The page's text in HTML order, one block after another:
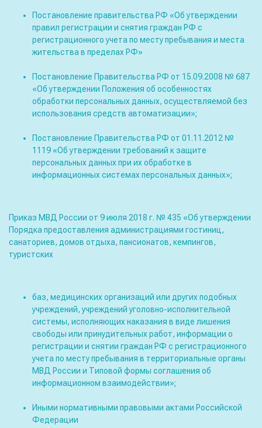
Постановление правительства РФ «Об утверждении
правил регистрации и снятия граждан РФ с
регистрационного учета по месту пребывания и места
жительства в пределах РФ»
Постановление Правительства РФ от 15.09.2008 № 687
«Об утверждении Положения об особенностях
обработки персональных данных, осуществляемой без
использования средств автоматизации»;
Постановление Правительства РФ от 01.11.2012 №
1119 «Об утверждении требований к защите
персональных данных при их обработке в
информационных системах персональных данных»;
Приказ МВД России от 9 июля 2018 г. № 435 «Об утверждении
Порядка предоставления администрациями гостиниц,
санаториев, домов отдыха, пансионатов, кемпингов,
туристских
баз, медицинских организаций или других подобных
учреждений, учреждений уголовно-исполнительной
системы, исполняющих наказания в виде лишения
свободы или принудительных работ, информации о
регистрации и снятии граждан РФ с регистрационного
учета по месту пребывания в территориальные органы
МВД России и Типовой формы соглашения об
информационном взаимодействии»;
Иными нормативными правовыми актами Российской
Федерации